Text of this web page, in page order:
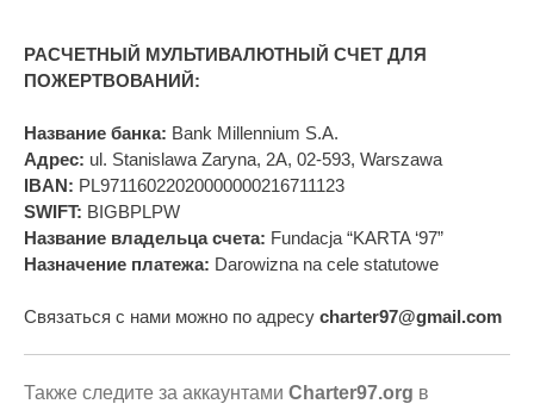
РАСЧЕТНЫЙ МУЛЬТИВАЛЮТНЫЙ СЧЕТ ДЛЯ
ПОЖЕРТВОВАНИЙ:
Название банка: Bank Millennium S.A.
Адрес: ul. Stanislawa Zaryna, 2A, 02-593, Warszawa
IBAN: PL97116022020000000216711123
SWIFT: BIGBPLPW
Название владельца счета: Fundacja “KARTA ‘97”
Назначение платежа: Darowizna na cele statutowe
Связаться с нами можно по адресу charter97@gmail.com
Также следите за аккаунтами Charter97.org в